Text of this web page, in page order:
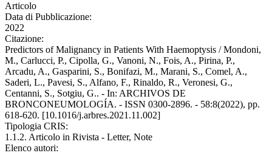
Articolo
Data di Pubblicazione:
2022
Citazione:
Predictors of Malignancy in Patients With Haemoptysis / Mondoni,
M., Carlucci, P., Cipolla, G., Vanoni, N., Fois, A., Pirina, P.,
Arcadu, A., Gasparini, S., Bonifazi, M., Marani, S., Comel, A.,
Saderi, L., Pavesi, S., Alfano, F., Rinaldo, R., Veronesi, G.,
Centanni, S., Sotgiu, G.. - In: ARCHIVOS DE
BRONCONEUMOLOGÍA. - ISSN 0300-2896. - 58:8(2022), pp.
618-620. [10.1016/j.arbres.2021.11.002]
Tipologia CRIS:
1.1.2. Articolo in Rivista - Letter, Note
Elenco autori: